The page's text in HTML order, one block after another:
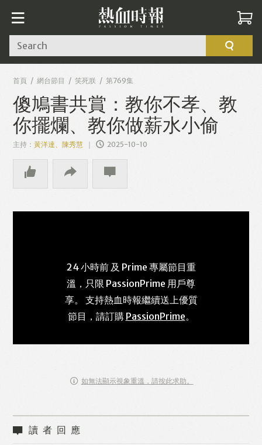
Search
首頁 網台節目 笑死朕 第769集
傻鳩書共賞：教你不孝、教
你擺爛、教你做薪水小偷
主持：黃洋達、陳秀慧 2025-10-10
24 小時前 及 Prime 專屬節目重
溫，只限 PassionPrime 用戶尊
享。 支持熱血時報繼續送上優質
節目，請訂購 PassionPrime。
如無法顯示視象重溫，請按此求助。
讀者回應